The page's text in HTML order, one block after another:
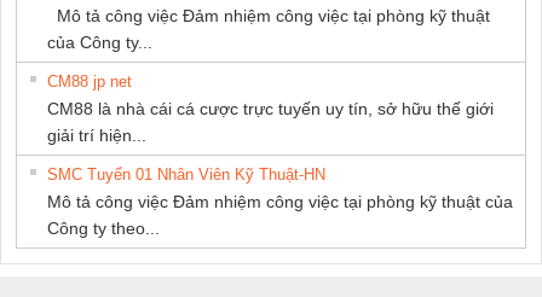
Mô tả công việc Đảm nhiệm công việc tại phòng kỹ thuật
của Công ty...
CM88 jp net
CM88 là nhà cái cá cược trực tuyến uy tín, sở hữu thế giới
giải trí hiện...
SMC Tuyển 01 Nhân Viên Kỹ Thuật-HN
Mô tả công việc Đảm nhiệm công việc tại phòng kỹ thuật của
Công ty theo...